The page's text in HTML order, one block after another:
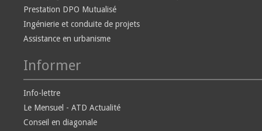
Prestation DPO Mutualisé
Ingénierie et conduite de projets
Assistance en urbanisme
Informer
Info-lettre
Le Mensuel - ATD Actualité
Conseil en diagonale